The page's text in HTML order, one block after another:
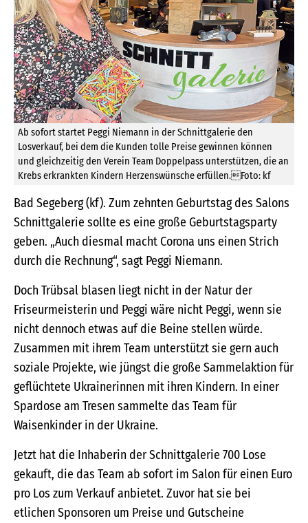
Ab sofort startet Peggi Niemann in der Schnittgalerie den
Losverkauf, bei dem die Kunden tolle Preise gewinnen können
und gleichzeitig den Verein Team Doppelpass unterstützen, die an
Krebs erkrankten Kindern Herzenswünsche erfüllen.Foto: kf
Bad Segeberg (kf). Zum zehnten Geburtstag des Salons
Schnittgalerie sollte es eine große Geburtstagsparty
geben. „Auch diesmal macht Corona uns einen Strich
durch die Rechnung“, sagt Peggi Niemann.
Doch Trübsal blasen liegt nicht in der Natur der
Friseurmeisterin und Peggi wäre nicht Peggi, wenn sie
nicht dennoch etwas auf die Beine stellen würde.
Zusammen mit ihrem Team unterstützt sie gern auch
soziale Projekte, wie jüngst die große Sammelaktion für
geflüchtete Ukrainerinnen mit ihren Kindern. In einer
Spardose am Tresen sammelte das Team für
Waisenkinder in der Ukraine.
Jetzt hat die Inhaberin der Schnittgalerie 700 Lose
gekauft, die das Team ab sofort im Salon für einen Euro
pro Los zum Verkauf anbietet. Zuvor hat sie bei
etlichen Sponsoren um Preise und Gutscheine